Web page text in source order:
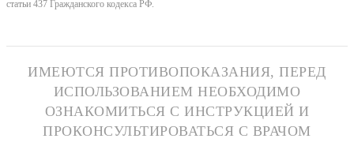
статьи 437 Гражданского кодекса РФ.
ИМЕЮТСЯ ПРОТИВОПОКАЗАНИЯ, ПЕРЕД
ИСПОЛЬЗОВАНИЕМ НЕОБХОДИМО
ОЗНАКОМИТЬСЯ С ИНСТРУКЦИЕЙ И
ПРОКОНСУЛЬТИРОВАТЬСЯ С ВРАЧОМ